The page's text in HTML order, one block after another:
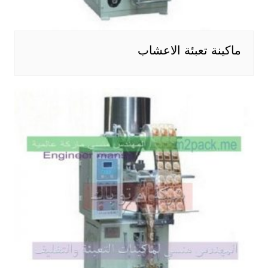
ماكينة تعبئة الاعشاب